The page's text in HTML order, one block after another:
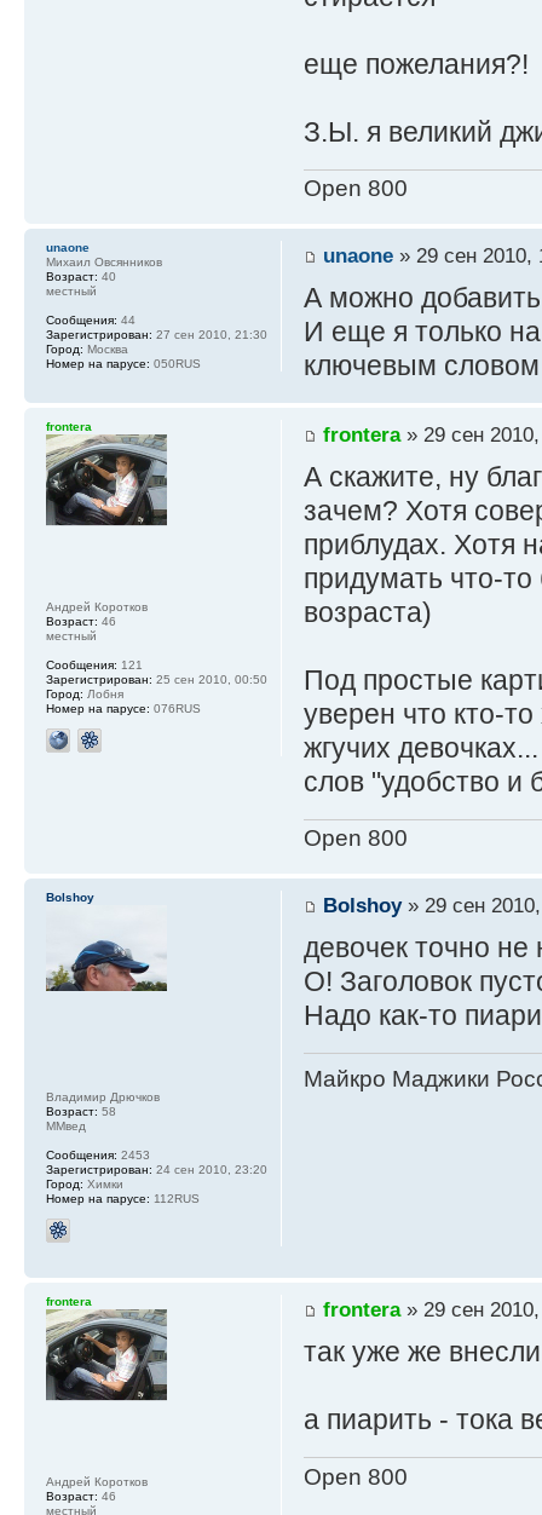
еще пожелания?!
З.Ы. я великий
Open 800
unaone» 29 сен 2010,
А можно
И еще я только
ключевым
unaone
Михаил Овсянников
Возраст: 40
местный
Сообщения: 44
Зарегистрирован: 27 сен 2010, 21:30
Город: Москва
Номер на парусе: 050RUS
frontera» 29 сен
А скажите, ну
зачем? Хотя
приблудах. Хотя
придумать что-
возраста)
Под простые
уверен что кто-
жгучих
слов "удобство
Open 800
frontera
Андрей Коротков
Возраст: 46
местный
Сообщения: 121
Зарегистрирован: 25 сен 2010, 00:50
Город: Лобня
Номер на парусе: 076RUS
Bolshoy» 29 сен
девочек точно
О! Заголовок
Надо как-то
Майкро Маджики
Bolshoy
Владимир Дрючков
Возраст: 58
ММвед
Сообщения: 2453
Зарегистрирован: 24 сен 2010, 23:20
Город: Химки
Номер на парусе: 112RUS
frontera» 29 сен
так уже же
а пиарить - тока
Open 800
frontera
Андрей Коротков
Возраст: 46
местный